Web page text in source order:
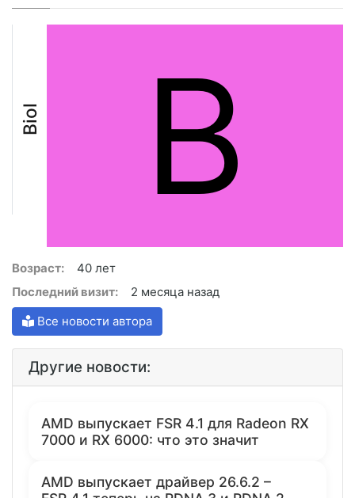
Biol B
Возраст:
40 лет
Последний визит:
2 месяца назад
Все новости автора
Другие новости:
AMD выпускает FSR 4.1 для Radeon RX
7000 и RX 6000: что это значит
AMD выпускает драйвер 26.6.2 –